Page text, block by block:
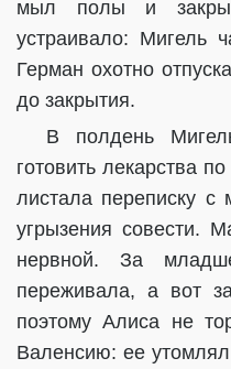
мыл полы и
устраивало: Мигель
Герман охотно
до закрытия.
В полдень
готовить лекарства
листала переписку с
угрызения совести.
нервной. За
переживала, а вот
поэтому Алиса не
Валенсию: ее